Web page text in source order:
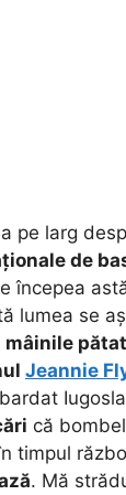
pe larg
de
începea
lumea se
mâinile
Jeannie
că
timpul
. Mă